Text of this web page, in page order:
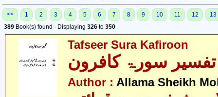
<< 1 2 3 4 5 6 7 8 9 10 11 12
13
389 Book(s) found - Displaying 326 to 350
Tafseer Sura Kafiroon
تفسیر سورۃ کافرون
Author : Allama Sheikh